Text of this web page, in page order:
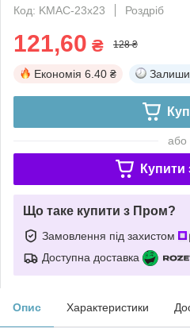
Код: KMAC-23х23
Роздріб
121,60 ₴ 128 ₴
Економія 6.40 ₴
або
Купити
Що таке купити з Пром?
Замовлення під захистом
Доступна доставка
Опис Характеристики